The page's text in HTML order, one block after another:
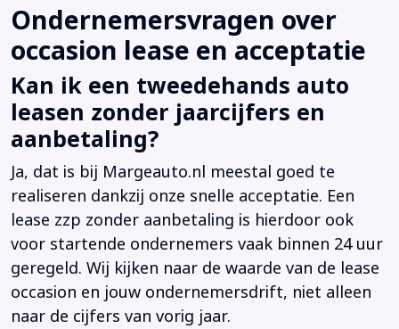
Ondernemersvragen over
occasion lease en acceptatie
Kan ik een tweedehands auto
leasen zonder jaarcijfers en
aanbetaling?
Ja, dat is bij Margeauto.nl meestal goed te
realiseren dankzij onze snelle acceptatie. Een
lease zzp zonder aanbetaling is hierdoor ook
voor startende ondernemers vaak binnen 24 uur
geregeld. Wij kijken naar de waarde van de lease
occasion en jouw ondernemersdrift, niet alleen
naar de cijfers van vorig jaar.